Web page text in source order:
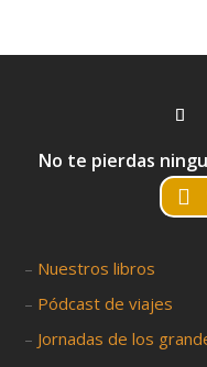
No te pierdas
– Nuestros libros
– Pódcast de viajes
– Jornadas de los